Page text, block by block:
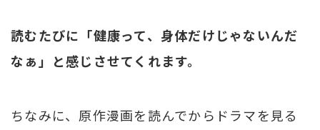
読むたびに「健康って、身体だけじゃないんだ
なぁ」と感じさせてくれます。
ちなみに、原作漫画を読んでからドラマを見る